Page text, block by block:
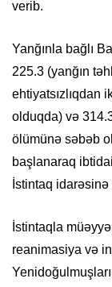
verib.
Yanğınla bağlı
225.3 (yanğın
ehtiyatsızlıqdan
olduqda) və
ölümünə səbəb
başlanaraq
İstintaq idarəsinə
İstintaqla
reanimasiya və